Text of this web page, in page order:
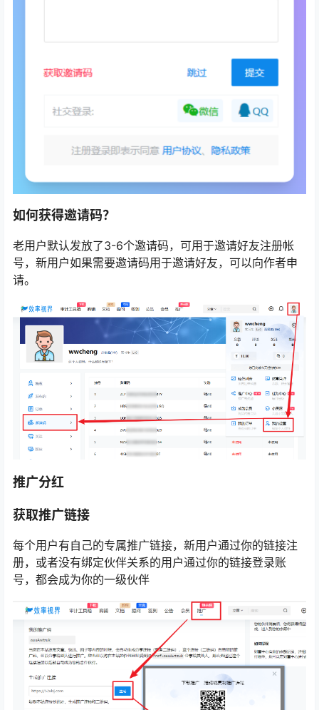
如何获得邀请码？
老用户默认发放了3-6个邀请码，可用于邀请好友注册帐
号，新用户如果需要邀请码用于邀请好友，可以向作者申
请。
推广分红
获取推广链接
每个用户有自己的专属推广链接，新用户通过你的链接注
册，或者没有绑定伙伴关系的用户通过你的链接登录账
号，都会成为你的一级伙伴